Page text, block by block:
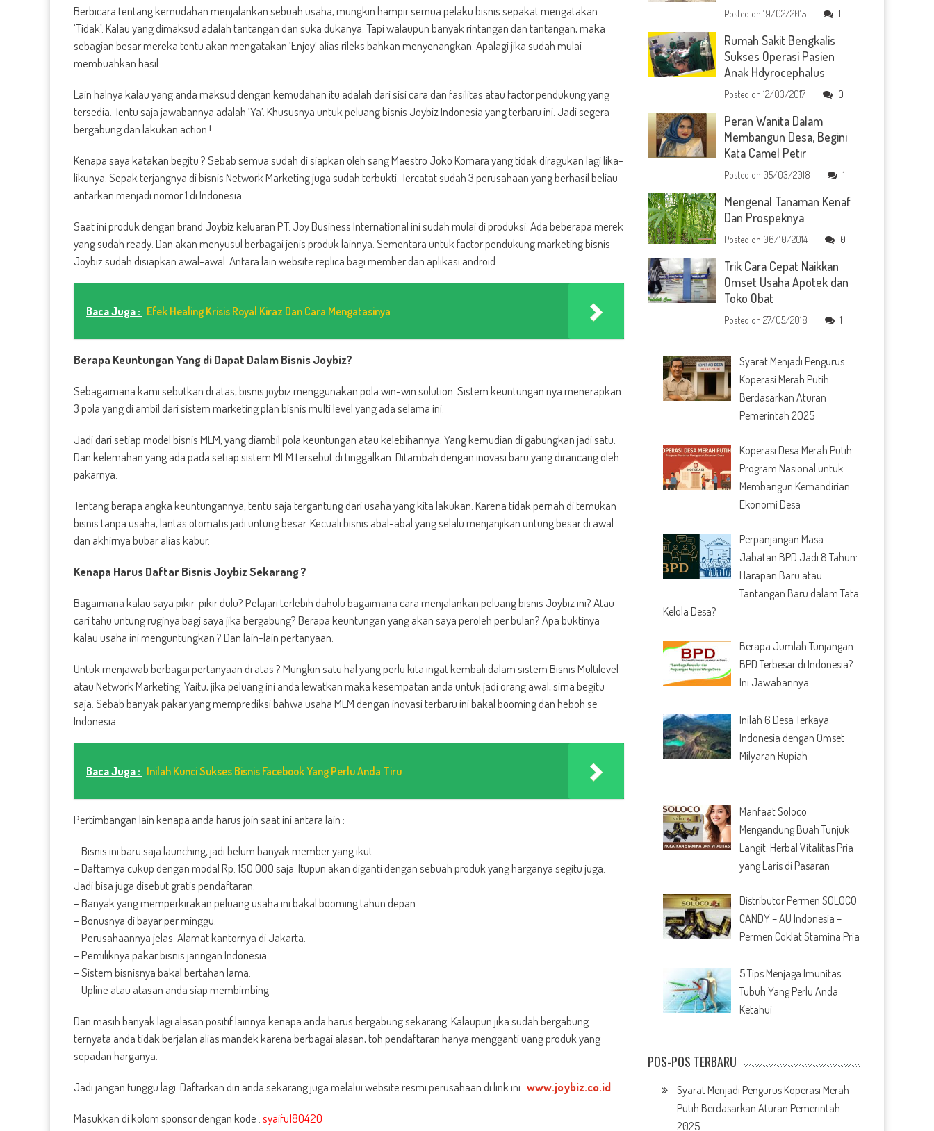
Berbicara tentang kemudahan menjalankan sebuah usaha, mungkin hampir semua pelaku bisnis sepakat mengatakan
‘Tidak’. Kalau yang dimaksud adalah tantangan dan suka dukanya. Tapi walaupun banyak rintangan dan tantangan, maka
sebagian besar mereka tentu akan mengatakan ‘Enjoy’ alias rileks bahkan menyenangkan. Apalagi jika sudah mulai
membuahkan hasil.
Lain halnya kalau yang anda maksud dengan kemudahan itu adalah dari sisi cara dan fasilitas atau factor pendukung yang
tersedia. Tentu saja jawabannya adalah ‘Ya’. Khususnya untuk peluang bisnis Joybiz Indonesia yang terbaru ini. Jadi segera
bergabung dan lakukan action !
Kenapa saya katakan begitu ? Sebab semua sudah di siapkan oleh sang Maestro Joko Komara yang tidak diragukan lagi lika-
likunya. Sepak terjangnya di bisnis Network Marketing juga sudah terbukti. Tercatat sudah 3 perusahaan yang berhasil beliau
antarkan menjadi nomor 1 di Indonesia.
Saat ini produk dengan brand Joybiz keluaran PT. Joy Business International ini sudah mulai di produksi. Ada beberapa merek
yang sudah ready. Dan akan menyusul berbagai jenis produk lainnya. Sementara untuk factor pendukung marketing bisnis
Joybiz sudah disiapkan awal-awal. Antara lain website replica bagi member dan aplikasi android.
Baca Juga : Efek Healing Krisis Royal Kiraz Dan Cara Mengatasinya
Berapa Keuntungan Yang di Dapat Dalam Bisnis Joybiz?
Sebagaimana kami sebutkan di atas, bisnis joybiz menggunakan pola win-win solution. Sistem keuntungan nya menerapkan
3 pola yang di ambil dari sistem marketing plan bisnis multi level yang ada selama ini.
Jadi dari setiap model bisnis MLM, yang diambil pola keuntungan atau kelebihannya. Yang kemudian di gabungkan jadi satu.
Dan kelemahan yang ada pada setiap sistem MLM tersebut di tinggalkan. Ditambah dengan inovasi baru yang dirancang oleh
pakarnya.
Tentang berapa angka keuntungannya, tentu saja tergantung dari usaha yang kita lakukan. Karena tidak pernah di temukan
bisnis tanpa usaha, lantas otomatis jadi untung besar. Kecuali bisnis abal-abal yang selalu menjanjikan untung besar di awal
dan akhirnya bubar alias kabur.
Kenapa Harus Daftar Bisnis Joybiz Sekarang ?
Bagaimana kalau saya pikir-pikir dulu? Pelajari terlebih dahulu bagaimana cara menjalankan peluang bisnis Joybiz ini? Atau
cari tahu untung ruginya bagi saya jika bergabung? Berapa keuntungan yang akan saya peroleh per bulan? Apa buktinya
kalau usaha ini menguntungkan ? Dan lain-lain pertanyaan.
Untuk menjawab berbagai pertanyaan di atas ? Mungkin satu hal yang perlu kita ingat kembali dalam sistem Bisnis Multilevel
atau Network Marketing. Yaitu, jika peluang ini anda lewatkan maka kesempatan anda untuk jadi orang awal, sirna begitu
saja. Sebab banyak pakar yang memprediksi bahwa usaha MLM dengan inovasi terbaru ini bakal booming dan heboh se
Indonesia.
Baca Juga : Inilah Kunci Sukses Bisnis Facebook Yang Perlu Anda Tiru
Pertimbangan lain kenapa anda harus join saat ini antara lain :
– Bisnis ini baru saja launching, jadi belum banyak member yang ikut.
– Daftarnya cukup dengan modal Rp. 150.000 saja. Itupun akan diganti dengan sebuah produk yang harganya segitu juga.
Jadi bisa juga disebut gratis pendaftaran.
– Banyak yang memperkirakan peluang usaha ini bakal booming tahun depan.
– Bonusnya di bayar per minggu.
– Perusahaannya jelas. Alamat kantornya di Jakarta.
– Pemiliknya pakar bisnis jaringan Indonesia.
– Sistem bisnisnya bakal bertahan lama.
– Upline atau atasan anda siap membimbing.
Dan masih banyak lagi alasan positif lainnya kenapa anda harus bergabung sekarang. Kalaupun jika sudah bergabung
ternyata anda tidak berjalan alias mandek karena berbagai alasan, toh pendaftaran hanya mengganti uang produk yang
sepadan harganya.
Jadi jangan tunggu lagi. Daftarkan diri anda sekarang juga melalui website resmi perusahaan di link ini :www.joybiz.co.id
Masukkan di kolom sponsor dengan kode :syaifu180420
Posted on19/02/2015 1
Rumah Sakit Bengkalis
Sukses Operasi Pasien
Anak Hdyrocephalus
Posted on12/03/2017 0
Peran Wanita Dalam
Membangun Desa, Begini
Kata Camel Petir
Posted on 05/03/2018 1
Mengenal Tanaman Kenaf
Dan Prospeknya
Posted on 06/10/2014 0
Trik Cara Cepat Naikkan
Omset Usaha Apotek dan
Toko Obat
Posted on27/05/2018 1
Syarat Menjadi Pengurus
Koperasi Merah Putih
Berdasarkan Aturan
Pemerintah 2025
Koperasi Desa Merah Putih:
Program Nasional untuk
Membangun Kemandirian
Ekonomi Desa
Perpanjangan Masa
Jabatan BPD Jadi 8 Tahun:
Harapan Baru atau
Tantangan Baru dalam Tata
Kelola Desa?
Berapa Jumlah Tunjangan
BPD Terbesar di Indonesia?
Ini Jawabannya
Inilah 6 Desa Terkaya
Indonesia dengan Omset
Milyaran Rupiah
Manfaat Soloco
Mengandung Buah Tunjuk
Langit: Herbal Vitalitas Pria
yang Laris di Pasaran
Distributor Permen SOLOCO
CANDY – AU Indonesia –
Permen Coklat Stamina Pria
5 Tips Menjaga Imunitas
Tubuh Yang Perlu Anda
Ketahui
POS-POS TERBARU
Syarat Menjadi Pengurus Koperasi Merah
Putih Berdasarkan Aturan Pemerintah
2025